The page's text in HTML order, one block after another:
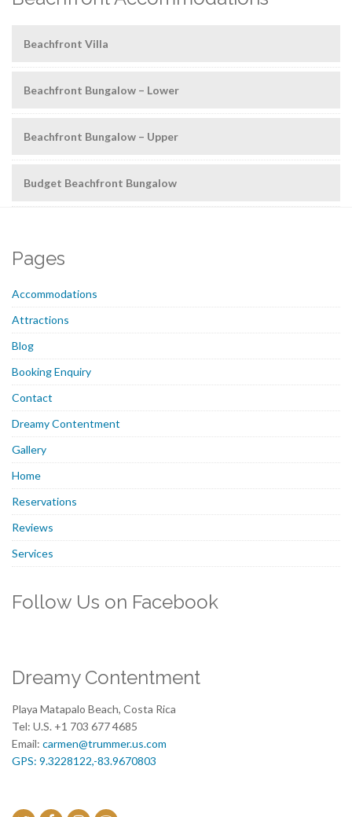
Beachfront Villa
Beachfront Bungalow – Lower
Beachfront Bungalow – Upper
Budget Beachfront Bungalow
Pages
Accommodations
Attractions
Blog
Booking Enquiry
Contact
Dreamy Contentment
Gallery
Home
Reservations
Reviews
Services
Follow Us on Facebook
Dreamy Contentment
Playa Matapalo Beach, Costa Rica
Tel: U.S. +1 703 677 4685
Email: carmen@trummer.us.com
GPS: 9.3228122,-83.9670803